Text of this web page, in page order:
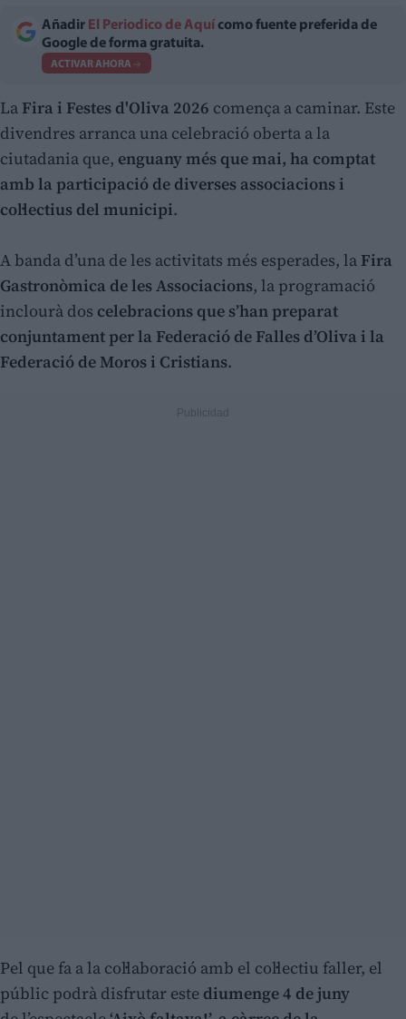
Añadir El Periodico de Aquí como fuente preferida de
Google de forma gratuita.
ACTIVAR AHORA
La Fira i Festes d'Oliva 2026 comença a caminar. Este
divendres arranca una celebració oberta a la
ciutadania que, enguany més que mai, ha comptat
amb la participació de diverses associacions i
col·lectius del municipi.
A banda d’una de les activitats més esperades, la Fira
Gastronòmica de les Associacions, la programació
inclourà dos celebracions que s’han preparat
conjuntament per la Federació de Falles d’Oliva i la
Federació de Moros i Cristians.
Pel que fa a la col·laboració amb el col·lectiu faller, el
públic podrà disfrutar este diumenge 4 de juny